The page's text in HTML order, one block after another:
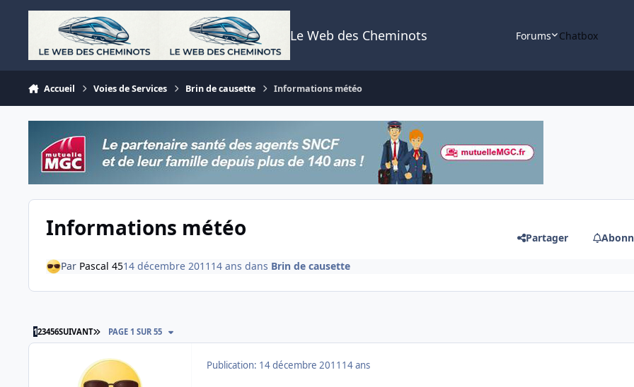
Aller au contenu
Le Web des Cheminots Forums Chatbox
Accueil Voies de Services Brin de causette Informations météo
Informations météo Partager
Par Pascal 4514 décembre 2011 14 ans dans Brin de causette
123456SUIVANT DERNIÈRE PAGE
PAGE 1 SUR 55
Publication: 14 décembre 2011 14 ans